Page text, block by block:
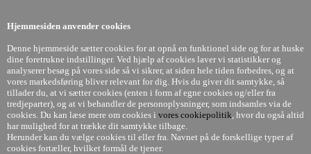
Hjemmesiden anvender cookies
Denne hjemmeside sætter cookies for at opnå en funktionel side og for at huske
dine foretrukne indstillinger. Ved hjælp af cookies laver vi statistikker og
analyserer besøg på vores side så vi sikrer, at siden hele tiden forbedres, og at
vores markedsføring bliver relevant for dig. Hvis du giver dit samtykke, så
tillader du, at vi sætter cookies (enten i form af egne cookies og/eller fra
tredjeparter), og at vi behandler de personoplysninger, som indsamles via de
cookies. Du kan læse mere om cookies i vores cookiepolitik, hvor du også altid
har mulighed for at trække dit samtykke tilbage.
Herunder kan du vælge cookies til eller fra. Navnet på de forskellige typer af
cookies fortæller, hvilket formål de tjener.
Bubble Club stol - Philippe Starck - Kartell